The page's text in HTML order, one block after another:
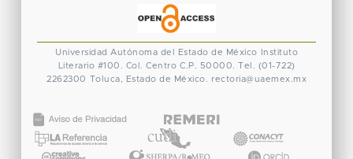
Universidad Autónoma del Estado de México
Instituto
Literario #100. Col. Centro C.P. 50000. Tel. (01-722)
2262300
Toluca, Estado de México. rectoria@uaemex.mx